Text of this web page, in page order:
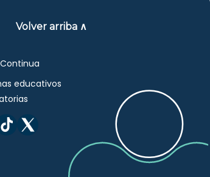
Volver arriba ∧
educativos